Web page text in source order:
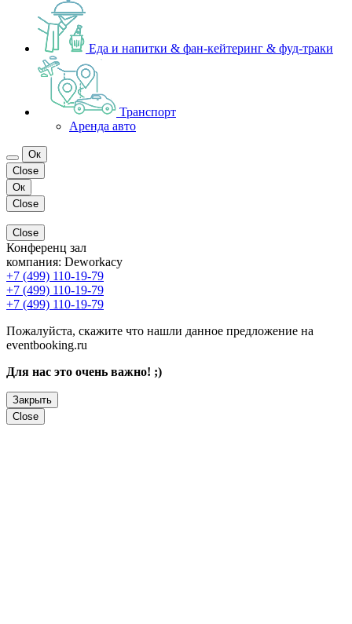
Еда и напитки & фан-кейтеринг & фуд-траки
Транспорт
Аренда авто
Ок
Close
Ок
Close
Close
Конференц зал
компания: Deworkacy
+7 (499) 110-19-79
+7 (499) 110-19-79
+7 (499) 110-19-79
Пожалуйста, скажите что нашли данное предложение на
eventbooking.ru
Для нас это очень важно! ;)
Закрыть
Close